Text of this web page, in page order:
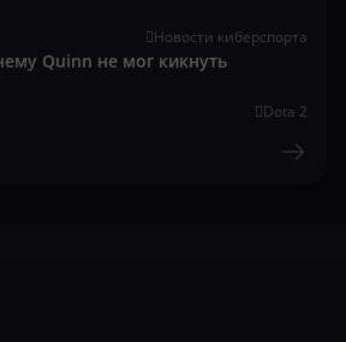
Новости киберспорта
Quinn не мог кикнуть
Dota 2